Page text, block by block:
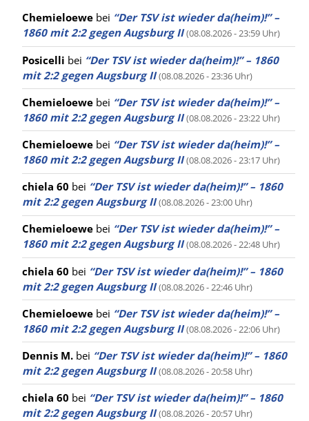
Chemieloewe bei “Der TSV ist wieder da(heim)!” –
1860 mit 2:2 gegen Augsburg II (08.08.2026 - 23:59 Uhr)
Posicelli bei “Der TSV ist wieder da(heim)!” – 1860
mit 2:2 gegen Augsburg II (08.08.2026 - 23:36 Uhr)
Chemieloewe bei “Der TSV ist wieder da(heim)!” –
1860 mit 2:2 gegen Augsburg II (08.08.2026 - 23:22 Uhr)
Chemieloewe bei “Der TSV ist wieder da(heim)!” –
1860 mit 2:2 gegen Augsburg II (08.08.2026 - 23:17 Uhr)
chiela 60 bei “Der TSV ist wieder da(heim)!” – 1860
mit 2:2 gegen Augsburg II (08.08.2026 - 23:00 Uhr)
Chemieloewe bei “Der TSV ist wieder da(heim)!” –
1860 mit 2:2 gegen Augsburg II (08.08.2026 - 22:48 Uhr)
chiela 60 bei “Der TSV ist wieder da(heim)!” – 1860
mit 2:2 gegen Augsburg II (08.08.2026 - 22:46 Uhr)
Chemieloewe bei “Der TSV ist wieder da(heim)!” –
1860 mit 2:2 gegen Augsburg II (08.08.2026 - 22:06 Uhr)
Dennis M. bei “Der TSV ist wieder da(heim)!” – 1860
mit 2:2 gegen Augsburg II (08.08.2026 - 20:58 Uhr)
chiela 60 bei “Der TSV ist wieder da(heim)!” – 1860
mit 2:2 gegen Augsburg II (08.08.2026 - 20:57 Uhr)